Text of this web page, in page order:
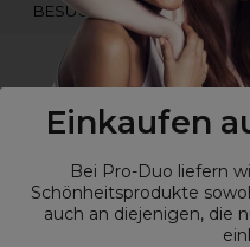
Einkaufen
Bei Pro-Duo liefern
Schönheitsprodukte
auch an diejenigen, die
BESUCHE
UNSERE